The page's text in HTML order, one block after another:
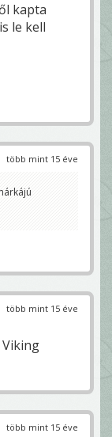
kapta
le kell
több mint 15 éve
több mint 15 éve
több mint 15 éve